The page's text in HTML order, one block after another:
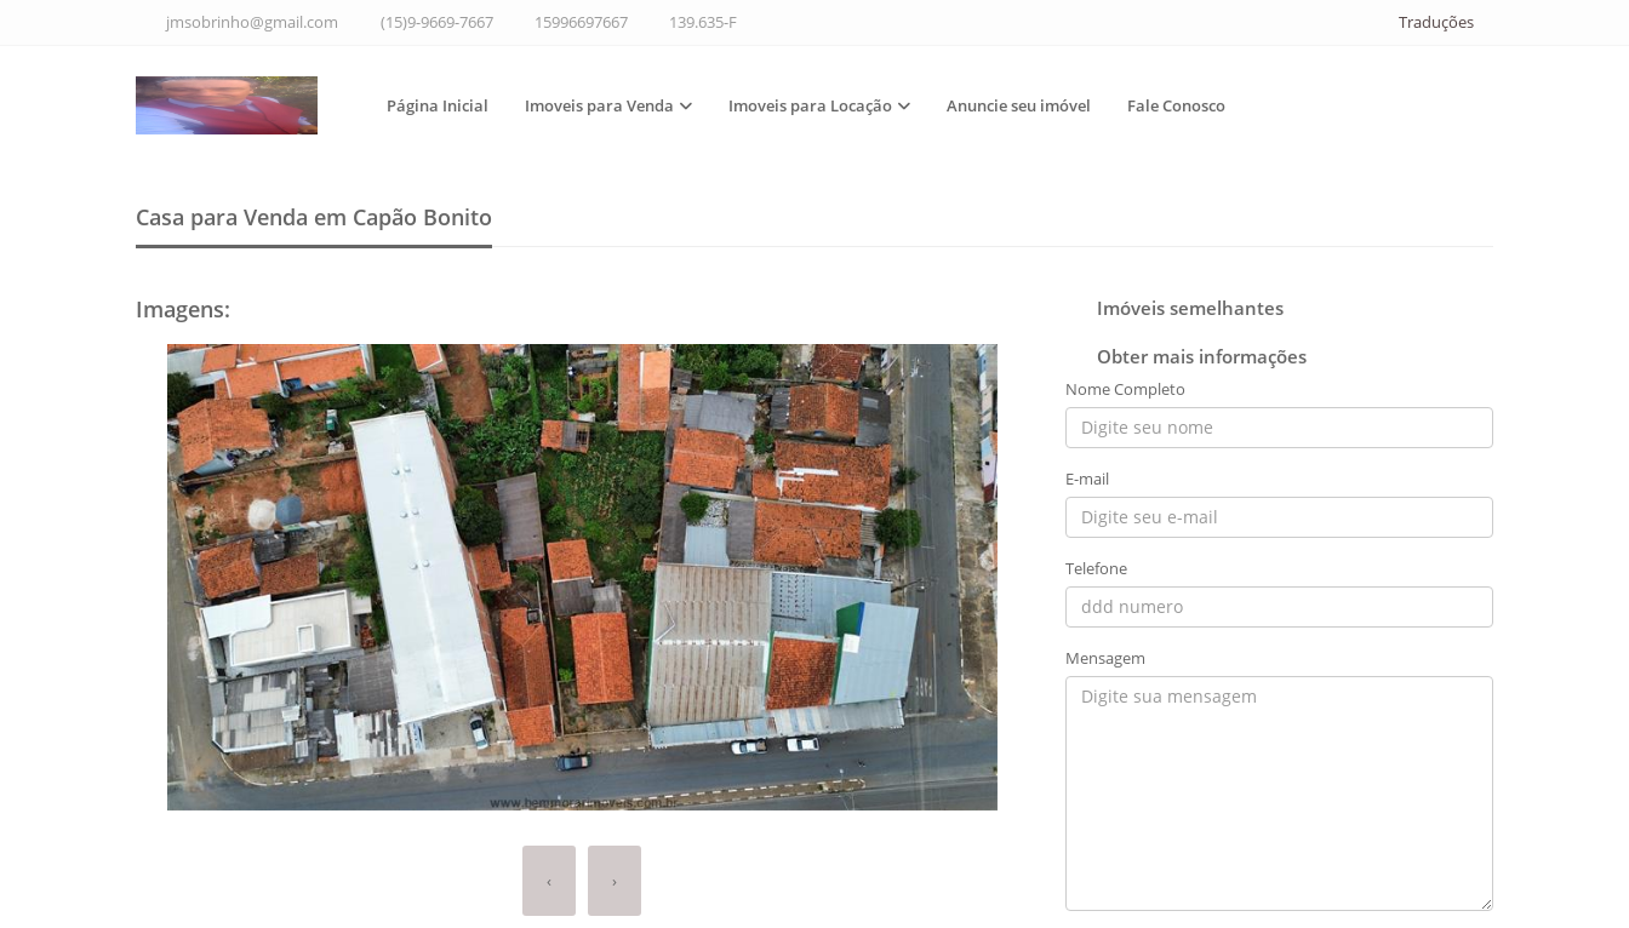
jmsobrinho@gmail.com (15)9-9669-7667 15996697667 139.635-F Traduções
Página Inicial Imoveis para Venda Imoveis para Locação Anuncie seu imóvel Fale Conosco
Casa para Venda em Capão Bonito
Imagens:
‹ ›
Imóveis semelhantes
Obter mais informações
Nome Completo
E-mail
Telefone
Mensagem